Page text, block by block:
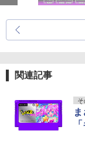
関連記事